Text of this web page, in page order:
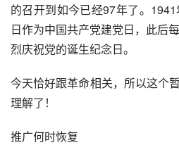
的召开到如今已经97年了。
日作为中国共产党建党日，此后
烈庆祝党的诞生纪念日。
今天恰好跟革命相关，所以这个
理解了！
推广何时恢复